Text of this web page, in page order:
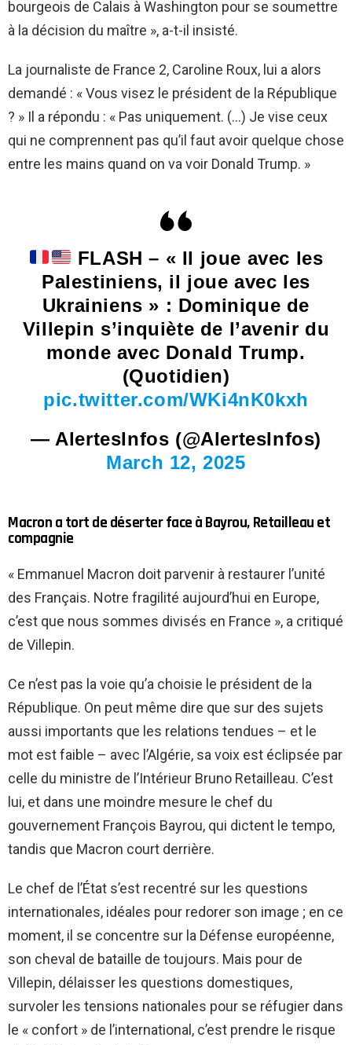
bourgeois de Calais à Washington pour se soumettre
à la décision du maître », a-t-il insisté.
La journaliste de France 2, Caroline Roux, lui a alors
demandé : « Vous visez le président de la République
? » Il a répondu : « Pas uniquement. (…) Je vise ceux
qui ne comprennent pas qu’il faut avoir quelque chose
entre les mains quand on va voir Donald Trump. »
FLASH – « Il joue avec les
Palestiniens, il joue avec les
Ukrainiens » : Dominique de
Villepin s’inquiète de l’avenir du
monde avec Donald Trump.
(Quotidien)
pic.twitter.com/WKi4nK0kxh
— AlertesInfos (@AlertesInfos)
March 12, 2025
Macron a tort de déserter face à Bayrou, Retailleau et
compagnie
« Emmanuel Macron doit parvenir à restaurer l’unité
des Français. Notre fragilité aujourd’hui en Europe,
c’est que nous sommes divisés en France », a critiqué
de Villepin.
Ce n’est pas la voie qu’a choisie le président de la
République. On peut même dire que sur des sujets
aussi importants que les relations tendues – et le
mot est faible – avec l’Algérie, sa voix est éclipsée par
celle du ministre de l’Intérieur Bruno Retailleau. C’est
lui, et dans une moindre mesure le chef du
gouvernement François Bayrou, qui dictent le tempo,
tandis que Macron court derrière.
Le chef de l’État s’est recentré sur les questions
internationales, idéales pour redorer son image ; en ce
moment, il se concentre sur la Défense européenne,
son cheval de bataille de toujours. Mais pour de
Villepin, délaisser les questions domestiques,
survoler les tensions nationales pour se réfugier dans
le « confort » de l’international, c’est prendre le risque